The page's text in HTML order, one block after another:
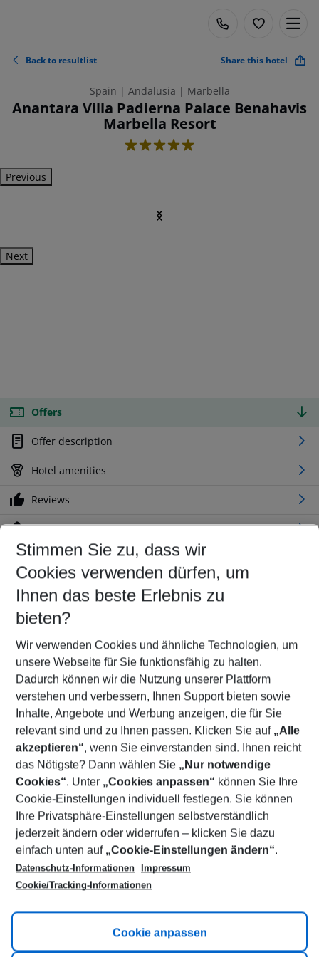
Back to resultlist Share this hotel
Spain | Andalusia | Marbella
Anantara Villa Padierna Palace Benahavis
Marbella Resort
5
Previous
Next
Offers
Offer description
Hotel amenities
Reviews
Location
Customize your offer
Find the perfect deal which suits your best
Your departure airport
Any airport
Select your date range
10/08/26–08/08/27 5-8 nights
Who will travel
2 adults No children
Show more filter
Footer
Footer navigation
Title A
Link A
Stimmen Sie zu, dass wir
Cookies verwenden dürfen, um
Ihnen das beste Erlebnis zu
bieten?
Wir verwenden Cookies und ähnliche Technologien, um
unsere Webseite für Sie funktionsfähig zu halten.
Dadurch können wir die Nutzung unserer Plattform
verstehen und verbessern, Ihnen Support bieten sowie
Inhalte, Angebote und Werbung anzeigen, die für Sie
relevant sind und zu Ihnen passen. Klicken Sie auf „Alle
akzeptieren“, wenn Sie einverstanden sind. Ihnen reicht
das Nötigste? Dann wählen Sie „Nur notwendige
Cookies“. Unter „Cookies anpassen“ können Sie Ihre
Cookie-Einstellungen individuell festlegen. Sie können
Ihre Privatsphäre-Einstellungen selbstverständlich
jederzeit ändern oder widerrufen – klicken Sie dazu
einfach unten auf „Cookie-Einstellungen ändern“.
Datenschutz-Informationen
Impressum
Cookie/Tracking-Informationen
Cookie anpassen